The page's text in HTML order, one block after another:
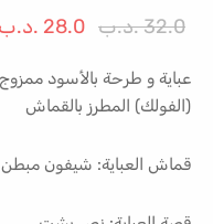
32.0.د.ب السعر
32.0 .د.ب.
28.0 .د.ب
عباية و طرحة بالأسود
(الفولك) المطرز بالقماش
قماش العباية: شيفون مبطن